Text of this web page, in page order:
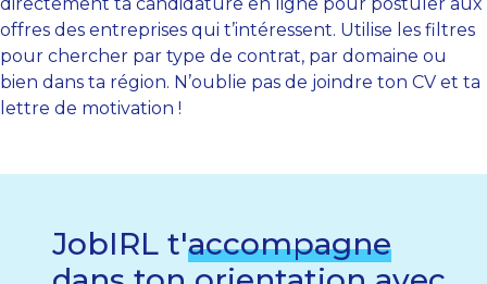
offres des entreprises qui t’intéressent. Utilise les filtres
pour chercher par type de contrat, par domaine ou
bien dans ta région. N’oublie pas de joindre ton CV et ta
lettre de motivation !
JobIRL t'accompagne